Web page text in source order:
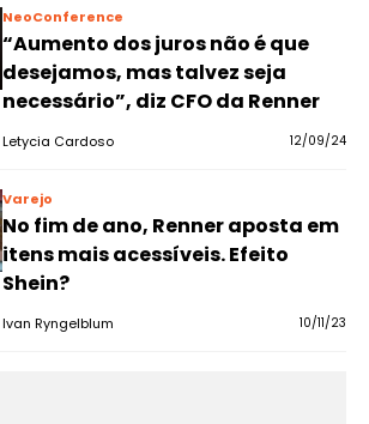
NeoConference
“Aumento dos juros não é que
desejamos, mas talvez seja
necessário”, diz CFO da Renner
Letycia Cardoso 12/09/24
Varejo
No fim de ano, Renner aposta em
itens mais acessíveis. Efeito
Shein?
Ivan Ryngelblum 10/11/23